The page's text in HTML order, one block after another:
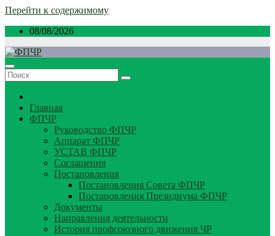
Перейти к содержимому
08/08/2026
Главная
ФПЧР
Руководство ФПЧР
Аппарат ФПЧР
УСТАВ ФПЧР
Соглашения
Постановления
Постановления Совета ФПЧР
Постановления Президиума ФПЧР
Документы
Направления деятельности
История профсоюзного движения ЧР